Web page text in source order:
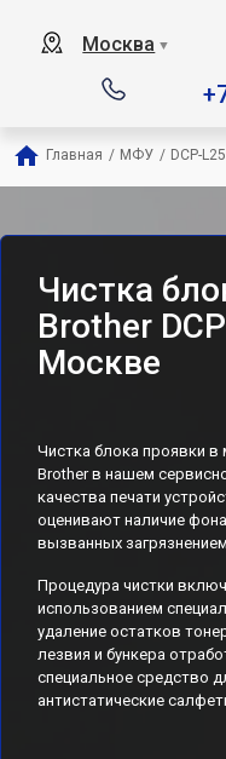
Москва ▼
Главная / МФУ / DCP-
Чистка
Brother
Москве
Чистка блока проявки в
Brother в нашем
качества печати
оценивают наличие
вызванных
Процедура чистки
использованием
удаление остатков
лезвия и бункера
специальное средство
антистатические